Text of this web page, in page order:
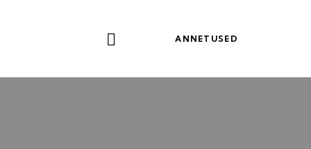
ANNETUSED